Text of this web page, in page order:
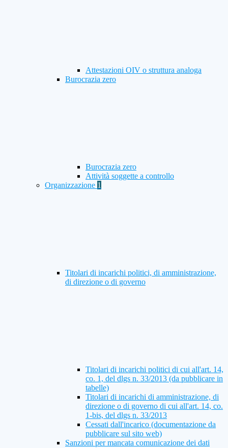
Attestazioni OIV o struttura analoga
Burocrazia zero
Burocrazia zero
Attività soggette a controllo
Organizzazione 1
Titolari di incarichi politici, di amministrazione,
di direzione o di governo
Titolari di incarichi politici di cui all'art. 14,
co. 1, del dlgs n. 33/2013 (da pubblicare in
tabelle)
Titolari di incarichi di amministrazione, di
direzione o di governo di cui all'art. 14, co.
1-bis, del dlgs n. 33/2013
Cessati dall'incarico (documentazione da
pubblicare sul sito web)
Sanzioni per mancata comunicazione dei dati